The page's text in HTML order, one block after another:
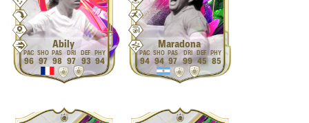
Abily
96 97 98 97 93 94
Maradona
94 94 97 99 45 85